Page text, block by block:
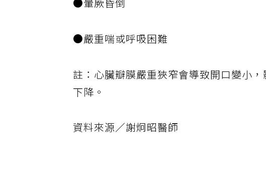
●暈厥昏倒
●嚴重喘或呼吸困難
註：心臟瓣膜嚴重狹窄會導致開口變小
下降。
資料來源／謝炯昭醫師